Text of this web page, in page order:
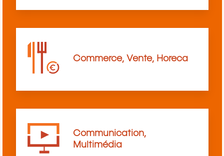
Commerce, Vente, Horeca
Communication,
Multimédia